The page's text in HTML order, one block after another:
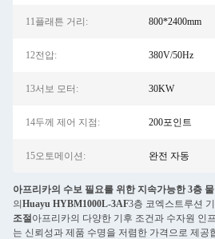
11플래튼 거리: 800*2400mm
12전압: 380V/50Hz
13서보 모터: 30KW
14두께 제어 지점: 200포인트
15오토메이션: 완전 자동
아프리카의 수보 필요를 위한 지속가능한 3층
의 Huayu HYBM1000L-3AF3층 코엑스트루션
조절아프리카의 다양한 기후 조건과 수자원 인
는 신뢰성과 제품 수명을 저렴한 가격으로 제공